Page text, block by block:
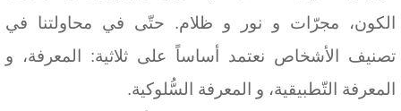
الكون، مجرّات و نور و ظلام. حتّى في محاولتنا في
تصنيف الأشخاص نعتمد أساساً على ثلاثية: المعرفة، و
المعرفة التّطبيقية، و المعرفة السُّلوكية.